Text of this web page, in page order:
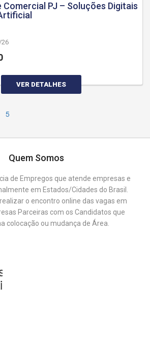
PJ – Soluções Digitais
26
VER DETALHES
5
Quem Somos
de Empregos que atende empresas e
em Estados/Cidades do Brasil.
o encontro online das vagas em
Parceiras com os Candidatos que
colocação ou mudança de Área.